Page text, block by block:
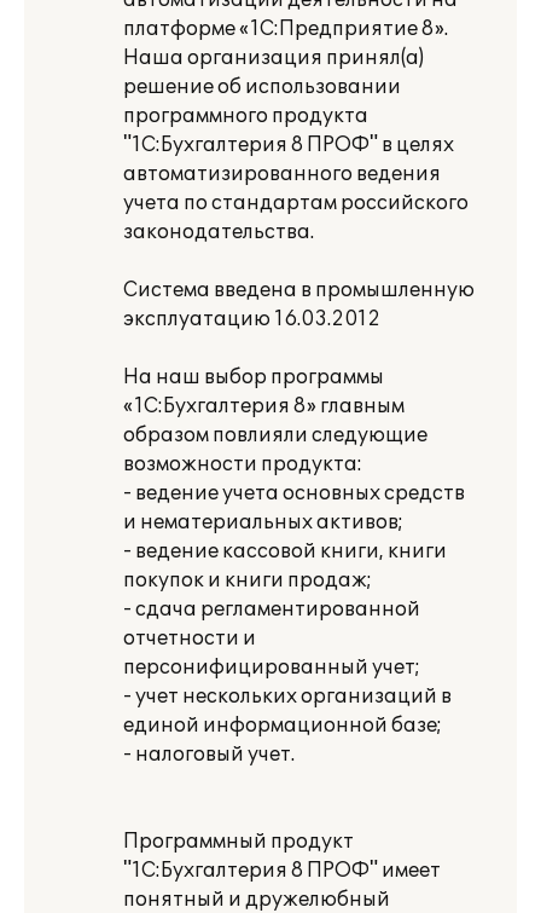
платформе «1С:Предприятие 8».
Наша организация принял(а)
решение об использовании
программного продукта
"1С:Бухгалтерия 8 ПРОФ" в целях
автоматизированного ведения
учета по стандартам российского
законодательства.
Система введена в промышленную
эксплуатацию 16.03.2012
На наш выбор программы
«1С:Бухгалтерия 8» главным
образом повлияли следующие
возможности продукта:
- ведение учета основных средств
и нематериальных активов;
- ведение кассовой книги, книги
покупок и книги продаж;
- сдача регламентированной
отчетности и
персонифицированный учет;
- учет нескольких организаций в
единой информационной базе;
- налоговый учет.
Программный продукт
"1С:Бухгалтерия 8 ПРОФ" имеет
понятный и дружелюбный